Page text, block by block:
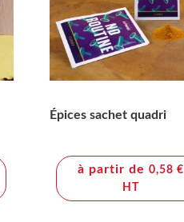
Épices sachet quadri
à partir de0,58 €
HT